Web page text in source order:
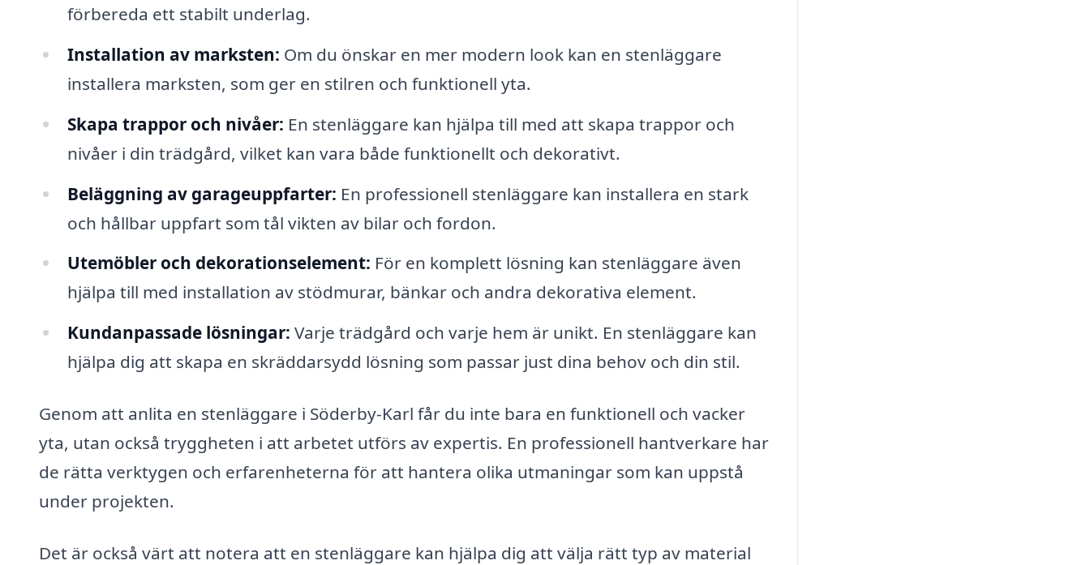
förbereda ett stabilt underlag.
Installation av marksten: Om du önskar en mer modern look kan en stenläggare
installera marksten, som ger en stilren och funktionell yta.
Skapa trappor och nivåer: En stenläggare kan hjälpa till med att skapa trappor och
nivåer i din trädgård, vilket kan vara både funktionellt och dekorativt.
Beläggning av garageuppfarter: En professionell stenläggare kan installera en stark
och hållbar uppfart som tål vikten av bilar och fordon.
Utemöbler och dekorationselement: För en komplett lösning kan stenläggare även
hjälpa till med installation av stödmurar, bänkar och andra dekorativa element.
Kundanpassade lösningar: Varje trädgård och varje hem är unikt. En stenläggare kan
hjälpa dig att skapa en skräddarsydd lösning som passar just dina behov och din stil.
Genom att anlita en stenläggare i Söderby-Karl får du inte bara en funktionell och vacker
yta, utan också tryggheten i att arbetet utförs av expertis. En professionell hantverkare har
de rätta verktygen och erfarenheterna för att hantera olika utmaningar som kan uppstå
under projekten.
Det är också värt att notera att en stenläggare kan hjälpa dig att välja rätt typ av material